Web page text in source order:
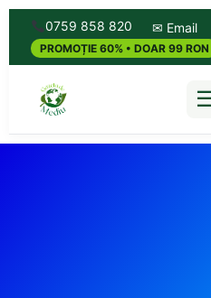
0759 858 820 ✉ Email
PROMOȚIE 60% • DOAR 99 RON